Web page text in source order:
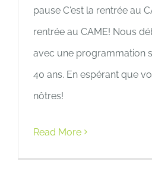
pause C'est la rentrée au
rentrée au CAME! Nous
avec une programmation
40 ans. En espérant que
nôtres!
Read More